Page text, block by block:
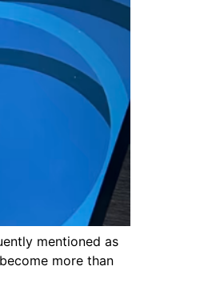
mentioned as
more than